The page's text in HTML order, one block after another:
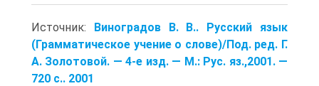
Источник: Виноградов В. В.. Русский язык
(Грамматическое учение о слове)/Под. ред. Г.
А. Золотовой. — 4-е изд. — М.: Рус. яз.,2001. —
720 с.. 2001